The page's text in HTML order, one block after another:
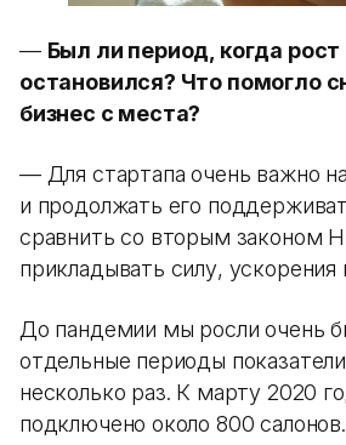
— Был ли период, когда
остановился? Что помогло
бизнес с места?
— Для стартапа очень важно
и продолжать его
сравнить со вторым законом
прикладывать силу, ускорения
До пандемии мы росли очень
отдельные периоды
несколько раз. К марту 2020
подключено около 800 салонов.